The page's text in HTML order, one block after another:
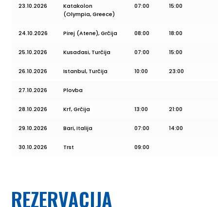
23.10.2026
Katakolon
(Olympia, Greece)
07:00 15:00
24.10.2026 Pirej (Atene), Grčija 08:00 18:00
25.10.2026 Kusadasi, Turčija 07:00 15:00
26.10.2026 Istanbul, Turčija 10:00 23:00
27.10.2026 Plovba
28.10.2026 Krf, Grčija 13:00 21:00
29.10.2026 Bari, Italija 07:00 14:00
30.10.2026 Trst 09:00
REZERVACIJA